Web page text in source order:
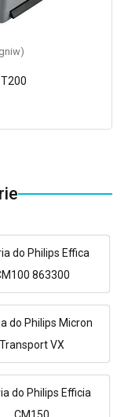
do Philips Effica
863300
do Philips Micron
Transport VX
do Philips Efficia